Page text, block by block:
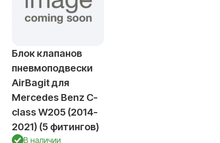
Блок клапанов
пневмоподвески
AirBagit для
Mercedes Benz C-
class W205 (2014-
2021) (5 фитингов)
В наличии